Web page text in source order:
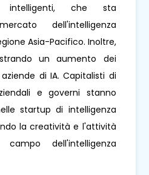
intelligenti, che sta
dell'intelligenza
Asia-Pacifico. Inoltre,
un aumento dei
di IA. Capitalisti di
e governi stanno
startup di intelligenza
la creatività e l'attività
campo dell'intelligenza